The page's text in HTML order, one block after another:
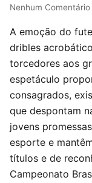
Nenhum Comentário
A emoção do
dribles
torcedores aos
espetáculo
consagrados,
que despontam
jovens
esporte e
títulos e de
Campeonato